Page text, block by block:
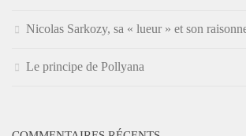
Nicolas Sarkozy, sa « lueur » et son
Le principe de Pollyana